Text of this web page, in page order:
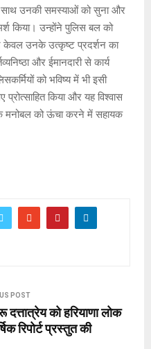
साथ उनकी समस्याओं को सुना और
किया। उन्होंने पुलिस बल को
केवल उनके उत्कृष्ट प्रदर्शन का
और ईमानदारी से कार्य
को भविष्य में भी इसी
किया और यह विश्वास
मनोबल को ऊंचा करने में सहायक
POST
को हरियाणा लोक
रिपोर्ट प्रस्तुत की